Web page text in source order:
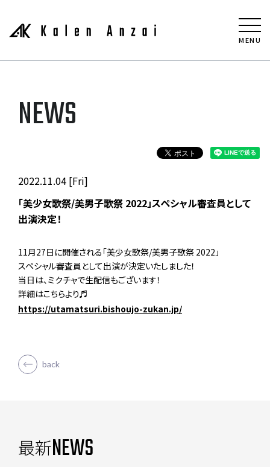
MENU
NEWS
2022.11.04 [Fri]
「美少女歌祭/美男子歌祭 2022」スペシャル審査員として
出演決定！
11月27日に開催される「美少女歌祭/美男子歌祭 2022」
スペシャル審査員として出演が決定いたしました！
当日は、ミクチャで生配信もございます！
詳細はこちらより♬
https://utamatsuri.bishoujo-zukan.jp/
back
最新NEWS